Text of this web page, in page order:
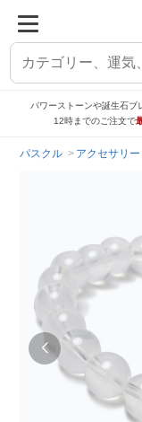
パワーストーンや誕生石ブ
12時までのご注文で
パスクル アクセサリー